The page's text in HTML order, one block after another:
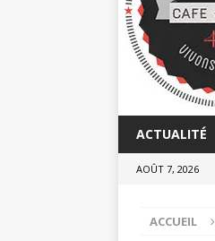
ACTUALITÉ
AOÛT 7, 2026
ACCUEIL